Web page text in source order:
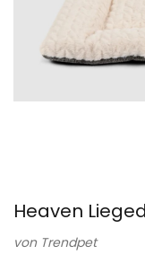
Heaven
von Trendpet